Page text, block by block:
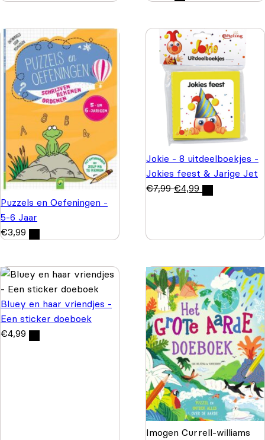
Puzzels en Oefeningen -
5-6 Jaar
€3,99
Jokie - 8 uitdeelboekjes -
Jokies feest & Jarige Jet
€7,99 €4,99
Bluey en haar vriendjes -
Een sticker doeboek
€4,99
Imogen Currell-williams